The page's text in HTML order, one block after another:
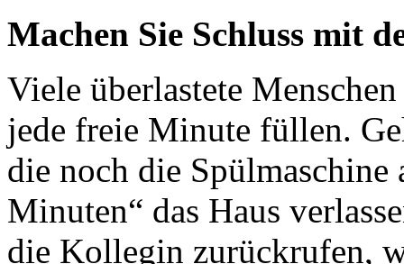
Machen Sie Schluss mit
Viele überlastete
jede freie Minute füllen.
die noch die Spülmaschine
Minuten“ das Haus
die Kollegin zurückrufen,